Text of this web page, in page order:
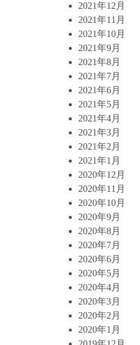
2021年12月
2021年11月
2021年10月
2021年9月
2021年8月
2021年7月
2021年6月
2021年5月
2021年4月
2021年3月
2021年2月
2021年1月
2020年12月
2020年11月
2020年10月
2020年9月
2020年8月
2020年7月
2020年6月
2020年5月
2020年4月
2020年3月
2020年2月
2020年1月